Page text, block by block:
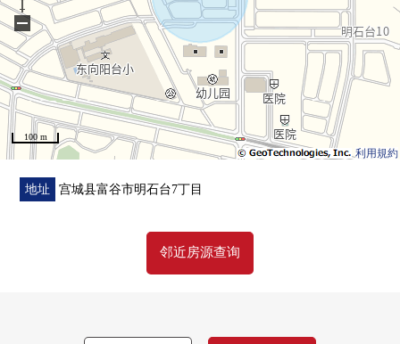
○DAISO miyagi消费合作社明石台SC店步行10分钟的约
780m
○7-Eleven富谷明石台6丁目商店步行11分钟的约820m
利用規約
100 m
−
地址 宫城县富谷市明石台7丁目
邻近房源查询